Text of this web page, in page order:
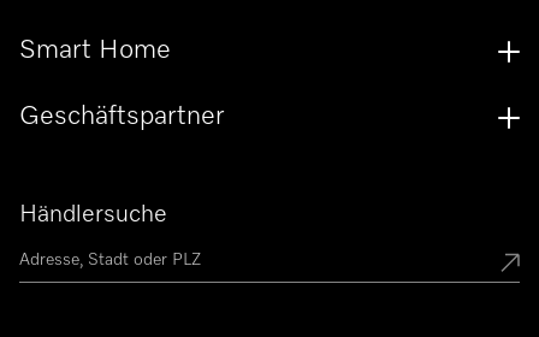
Händlersuche
Smart Home
Geschäftspartner